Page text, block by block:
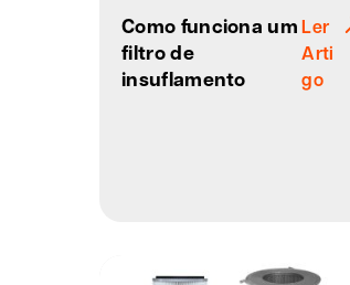
Como funciona um
filtro de
insuflamento
Ler
Arti
go